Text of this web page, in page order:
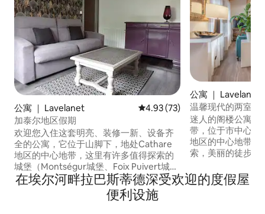
公寓 ｜ Lavelanet 平均评分 4.93 分（满分 5 分）
4.93 (73)
加泰尔地区假期
欢迎您入住这套明亮、装修一新、设备齐
全的公寓，它位于山脚下，地处Cathare
地区的中心地带，这里有许多值得探索的
城堡（Montségur城堡、Foix Puivert城
堡）。靠近中世纪城市米雷普瓦
（Mirepoix），那里有美丽的徒步旅行和
遗产（隆布里夫斯（Lombrives）、尼奥
公寓 ｜ Lavelanet
温馨现代的两室公
迷人的阁楼公寓，
带，位于市中心，
地区的中心地带，
索，美丽的徒步旅
Labouiche 地下河……）。 位
离家庭滑雪胜地
在埃尔河畔拉巴斯蒂德深受欢迎的度假屋
便利设施